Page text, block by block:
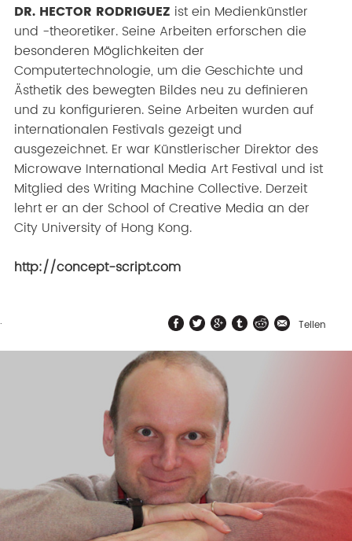
DR. HECTOR RODRIGUEZ ist ein Medienkünstler
und -theoretiker. Seine Arbeiten erforschen die
besonderen Möglichkeiten der
Computertechnologie, um die Geschichte und
Ästhetik des bewegten Bildes neu zu definieren
und zu konfigurieren. Seine Arbeiten wurden auf
internationalen Festivals gezeigt und
ausgezeichnet. Er war Künstlerischer Direktor des
Microwave International Media Art Festival und ist
Mitglied des Writing Machine Collective. Derzeit
lehrt er an der School of Creative Media an der
City University of Hong Kong.
http://concept-script.com
. Teilen